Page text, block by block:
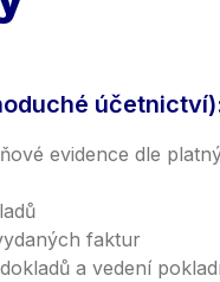
evidence dle
faktur
a vedení